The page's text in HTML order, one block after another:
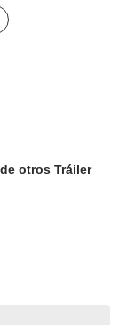
otros Tráiler